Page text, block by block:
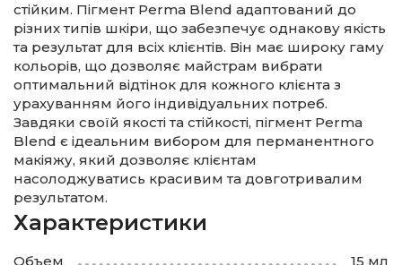
стійким. Пігмент Perma Blend адаптований до
різних типів шкіри, що забезпечує однакову якість
та результат для всіх клієнтів. Він має широку гаму
кольорів, що дозволяє майстрам вибрати
оптимальний відтінок для кожного клієнта з
урахуванням його індивідуальних потреб.
Завдяки своїй якості та стійкості, пігмент Perma
Blend є ідеальним вибором для перманентного
макіяжу, який дозволяє клієнтам
насолоджуватись красивим та довготривалим
результатом.
Характеристики
Объем 15 мл